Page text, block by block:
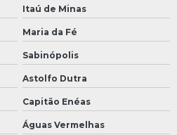
Itaú de Minas
Maria da Fé
Sabinópolis
Astolfo Dutra
Capitão Enéas
Águas Vermelhas